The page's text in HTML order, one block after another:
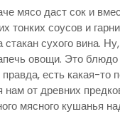
мясо даст сок и
тонких соусов и
сухого вина.
овощи. Это блюдо
есть какая-то
от древних
мясного кушанья